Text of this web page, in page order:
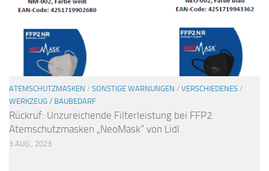
ATEMSCHUTZMASKEN / SONSTIGE WARNUNGEN / VERSCHIEDENES /
WERKZEUG / BAUBEDARF
Rückruf: Unzureichende Filterleistung bei FFP2
Atemschutzmasken „NeoMask“ von Lidl
3 AUG., 2023